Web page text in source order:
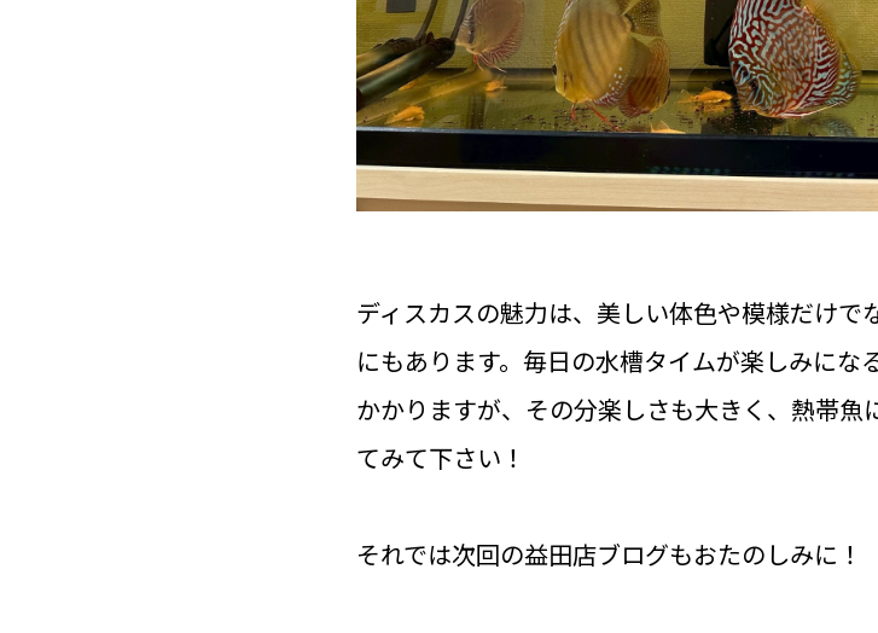
ディスカスの魅力は、美しい体色や模様だけで
にもあります。毎日の水槽タイムが楽しみにな
かかりますが、その分楽しさも大きく、熱帯
てみて下さい！
それでは次回の益田店ブログもおたのしみに！